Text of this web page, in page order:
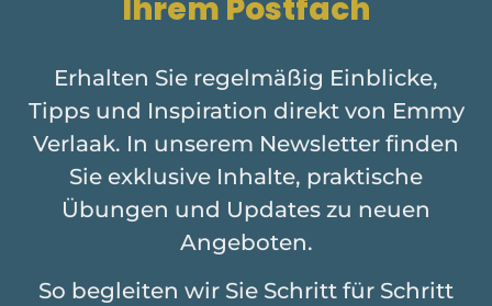
Ihrem Postfach
Erhalten Sie regelmäßig Einblicke,
Tipps und Inspiration direkt von Emmy
Verlaak. In unserem Newsletter finden
Sie exklusive Inhalte, praktische
Übungen und Updates zu neuen
Angeboten.
So begleiten wir Sie Schritt für Schritt